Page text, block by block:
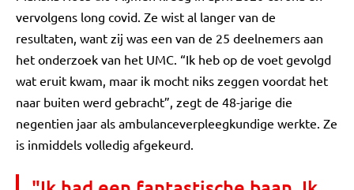
vervolgens long covid. Ze wist al langer van de
resultaten, want zij was een van de 25 deelnemers aan
het onderzoek van het UMC. “Ik heb op de voet gevolgd
wat eruit kwam, maar ik mocht niks zeggen voordat het
naar buiten werd gebracht”, zegt de 48-jarige die
negentien jaar als ambulanceverpleegkundige werkte. Ze
is inmiddels volledig afgekeurd.